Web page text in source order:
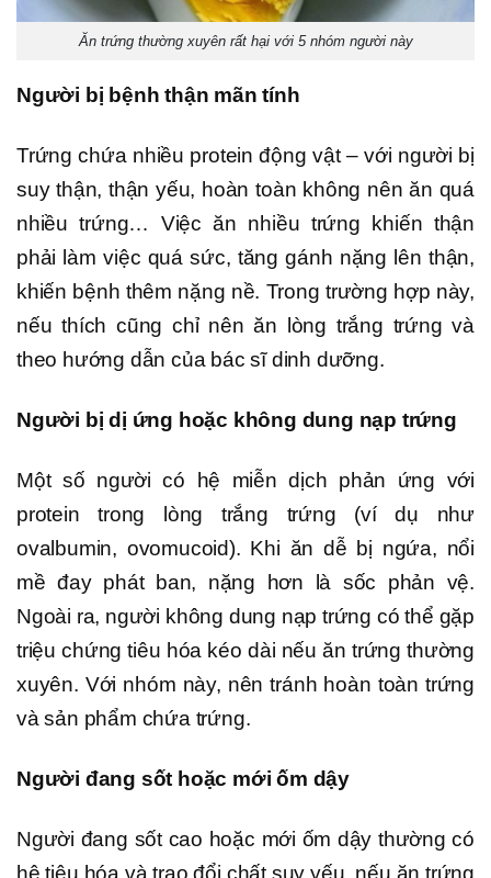
Ăn trứng thường xuyên rất hại với 5 nhóm người này
Người bị bệnh thận mãn tính
Trứng chứa nhiều protein động vật – với người bị
suy thận, thận yếu, hoàn toàn không nên ăn quá
nhiều trứng… Việc ăn nhiều trứng khiến thận
phải làm việc quá sức, tăng gánh nặng lên thận,
khiến bệnh thêm nặng nề. Trong trường hợp này,
nếu thích cũng chỉ nên ăn lòng trắng trứng và
theo hướng dẫn của bác sĩ dinh dưỡng.
Người bị dị ứng hoặc không dung nạp trứng
Một số người có hệ miễn dịch phản ứng với
protein trong lòng trắng trứng (ví dụ như
ovalbumin, ovomucoid). Khi ăn dễ bị ngứa, nổi
mề đay phát ban, nặng hơn là sốc phản vệ.
Ngoài ra, người không dung nạp trứng có thể gặp
triệu chứng tiêu hóa kéo dài nếu ăn trứng thường
xuyên. Với nhóm này, nên tránh hoàn toàn trứng
và sản phẩm chứa trứng.
Người đang sốt hoặc mới ốm dậy
Người đang sốt cao hoặc mới ốm dậy thường có
hệ tiêu hóa và trao đổi chất suy yếu, nếu ăn trứng